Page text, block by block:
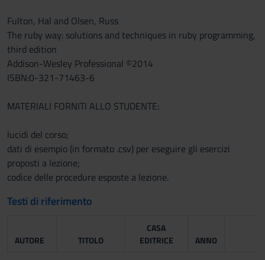
Fulton, Hal and Olsen, Russ
The ruby way: solutions and techniques in ruby programming,
third edition
Addison-Wesley Professional ©2014
ISBN:0-321-71463-6
MATERIALI FORNITI ALLO STUDENTE:
lucidi del corso;
dati di esempio (in formato .csv) per eseguire gli esercizi
proposti a lezione;
codice delle procedure esposte a lezione.
Testi di riferimento
AUTORE TITOLO
CASA
EDITRICE
ANNO